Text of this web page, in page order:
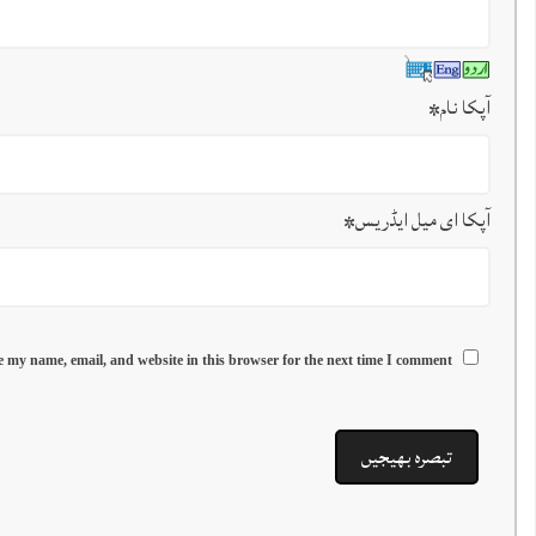
آپکا نام*
آپکا ای میل ایڈریس*
my name, email, and website in this browser for the next time I comment.